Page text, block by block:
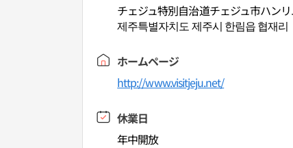
チェジュ特別自治道チェジュ市ハン
제주특별자치도 제주시 한림읍 협재리
ホームページ
http://www.visitjeju.net/
休業日
年中開放